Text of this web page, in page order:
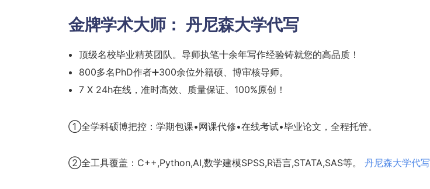
金牌学术大师： 丹尼森大学代写
顶级名校毕业精英团队。导师执笔十余年写作经验铸就您的高品质！
800多名PhD作者➕300余位外籍硕、博审核导师。
7 X 24h在线，准时高效、质量保证、100%原创！
①全学科硕博把控：学期包课•网课代修•在线考试•毕业论文，全程托管。
②全工具覆盖：C++,Python,AI,数学建模SPSS,R语言,STATA,SAS等。 丹尼森大学代写